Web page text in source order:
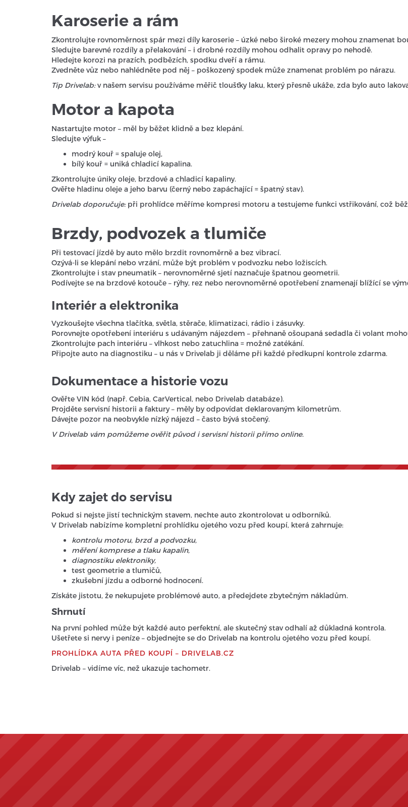
Karoserie a rám
Zkontrolujte rovnoměrnost spár mezi díly karoserie – úzké nebo široké mezery mohou znamenat
Sledujte barevné rozdíly a přelakování – i drobné rozdíly mohou odhalit opravy po nehodě.
Hledejte korozi na prazích, podbězích, spodku dveří a rámu.
Zvedněte vůz nebo nahlédněte pod něj – poškozený spodek může znamenat problém po nárazu.
Tip Drivelab:v našem servisu používáme měřič tloušťky laku, který přesně ukáže, zda bylo auto
Motor a kapota
Nastartujte motor – měl by běžet klidně a bez klepání.
Sledujte výfuk –
modrý kouř = spaluje olej,
bílý kouř = uniká chladicí kapalina.
Zkontrolujte úniky oleje, brzdové a chladicí kapaliny.
Ověřte hladinu oleje a jeho barvu (černý nebo zapáchající = špatný stav).
Drivelab doporučuje:při prohlídce měříme kompresi motoru a testujeme funkci vstřikování, což
Brzdy, podvozek a tlumiče
Při testovací jízdě by auto mělo brzdit rovnoměrně a bez vibrací.
Ozývá-li se klepání nebo vrzání, může být problém v podvozku nebo ložiscích.
Zkontrolujte i stav pneumatik – nerovnoměrné sjetí naznačuje špatnou geometrii.
Podívejte se na brzdové kotouče – rýhy, rez nebo nerovnoměrné opotřebení znamenají blížící se
Interiér a elektronika
Vyzkoušejte všechna tlačítka, světla, stěrače, klimatizaci, rádio i zásuvky.
Porovnejte opotřebení interiéru s udávaným nájezdem – přehnaně ošoupaná sedadla či volant
Zkontrolujte pach interiéru – vlhkost nebo zatuchlina = možné zatékání.
Připojte auto na diagnostiku – u nás v Drivelab ji děláme při každé předkupní kontrole zdarma.
Dokumentace a historie vozu
Ověřte VIN kód (např. Cebia, CarVertical, nebo Drivelab databáze).
Projděte servisní historii a faktury – měly by odpovídat deklarovaným kilometrům.
Dávejte pozor na neobvykle nízký nájezd – často bývá stočený.
V Drivelab vám pomůžeme ověřit původ i servisní historii přímo online.
Kdy zajet do servisu
Pokud si nejste jistí technickým stavem, nechte auto zkontrolovat u odborníků.
V Drivelab nabízíme kompletní prohlídku ojetého vozu před koupí, která zahrnuje:
kontrolu motoru, brzd a podvozku,
měření komprese a tlaku kapalin,
diagnostiku elektroniky,
test geometrie a tlumičů,
zkušební jízdu a odborné hodnocení.
Získáte jistotu, že nekupujete problémové auto, a předejdete zbytečným nákladům.
Shrnutí
Na první pohled může být každé auto perfektní, ale skutečný stav odhalí až důkladná kontrola.
Ušetřete si nervy i peníze – objednejte se do Drivelab na kontrolu ojetého vozu před koupí.
PROHLÍDKA AUTA PŘED KOUPÍ – DRIVELAB.CZ
Drivelab – vidíme víc, než ukazuje tachometr.